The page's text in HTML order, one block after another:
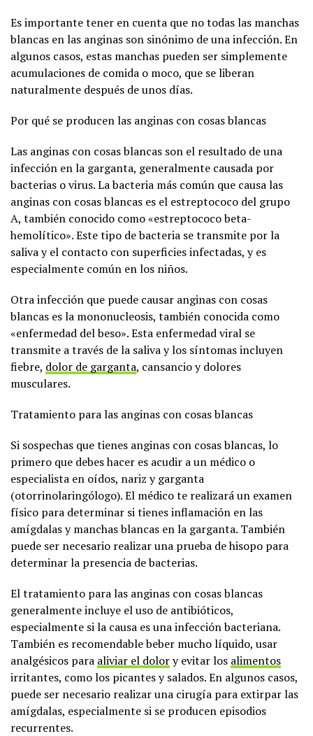
Es importante tener en cuenta que no todas las manchas
blancas en las anginas son sinónimo de una infección. En
algunos casos, estas manchas pueden ser simplemente
acumulaciones de comida o moco, que se liberan
naturalmente después de unos días.
Por qué se producen las anginas con cosas blancas
Las anginas con cosas blancas son el resultado de una
infección en la garganta, generalmente causada por
bacterias o virus. La bacteria más común que causa las
anginas con cosas blancas es el estreptococo del grupo
A, también conocido como «estreptococo beta-
hemolítico». Este tipo de bacteria se transmite por la
saliva y el contacto con superficies infectadas, y es
especialmente común en los niños.
Otra infección que puede causar anginas con cosas
blancas es la mononucleosis, también conocida como
«enfermedad del beso». Esta enfermedad viral se
transmite a través de la saliva y los síntomas incluyen
fiebre, dolor de garganta, cansancio y dolores
musculares.
Tratamiento para las anginas con cosas blancas
Si sospechas que tienes anginas con cosas blancas, lo
primero que debes hacer es acudir a un médico o
especialista en oídos, nariz y garganta
(otorrinolaringólogo). El médico te realizará un examen
físico para determinar si tienes inflamación en las
amígdalas y manchas blancas en la garganta. También
puede ser necesario realizar una prueba de hisopo para
determinar la presencia de bacterias.
El tratamiento para las anginas con cosas blancas
generalmente incluye el uso de antibióticos,
especialmente si la causa es una infección bacteriana.
También es recomendable beber mucho líquido, usar
analgésicos para aliviar el dolory evitar los alimentos
irritantes, como los picantes y salados. En algunos casos,
puede ser necesario realizar una cirugía para extirpar las
amígdalas, especialmente si se producen episodios
recurrentes.